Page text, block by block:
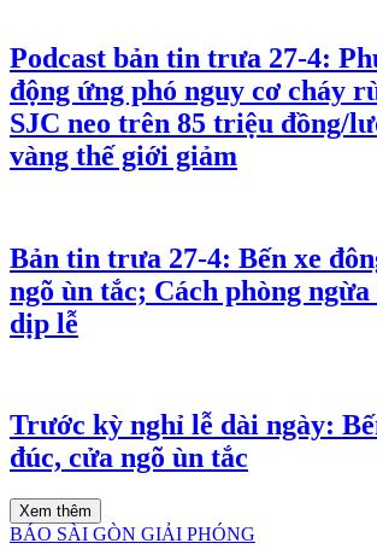
Podcast bản tin trưa 27-4:
động ứng phó nguy cơ cháy
SJC neo trên 85 triệu đồng/
vàng thế giới giảm
Bản tin trưa 27-4: Bến xe
ngõ ùn tắc; Cách phòng
dịp lễ
Trước kỳ nghỉ lễ dài ngày:
đúc, cửa ngõ ùn tắc
Xem thêm
BÁO SÀI GÒN GIẢI PHÓNG